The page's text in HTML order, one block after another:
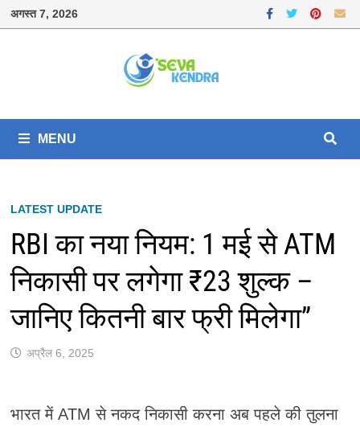
Skip
अगस्त 7, 2026
MENU
LATEST UPDATE
RBI का नया नियम: 1 मई से ATM
निकासी पर लगेगा ₹23 शुल्क –
जानिए कितनी बार फ्री मिलेगा”
अप्रैल 6, 2025
भारत में ATM से नकद निकासी करना अब पहले की तुलना